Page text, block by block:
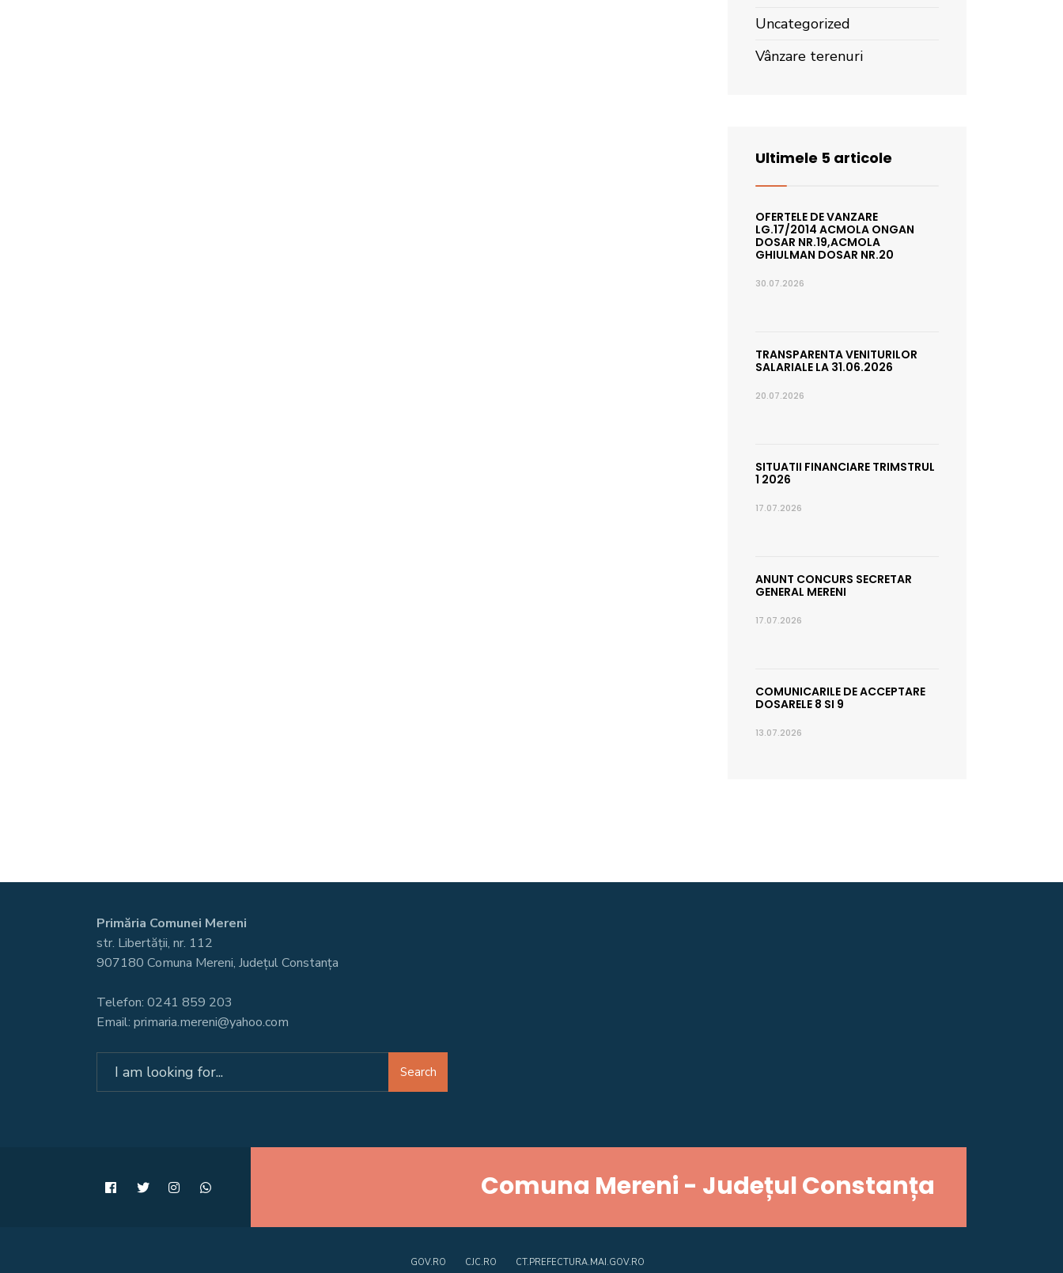
Uncategorized
Vânzare terenuri
Ultimele 5 articole
OFERTELE DE VANZARE
LG.17/2014 ACMOLA ONGAN
DOSAR NR.19,ACMOLA
GHIULMAN DOSAR NR.20
30.07.2026
TRANSPARENTA VENITURILOR
SALARIALE LA 31.06.2026
20.07.2026
SITUATII FINANCIARE TRIMSTRUL
1 2026
17.07.2026
ANUNT CONCURS SECRETAR
GENERAL MERENI
17.07.2026
COMUNICARILE DE ACCEPTARE
DOSARELE 8 SI 9
13.07.2026
Primăria Comunei Mereni
str. Libertății, nr. 112
907180 Comuna Mereni, Județul Constanța
Telefon: 0241 859 203
Email: primaria.mereni@yahoo.com
Search
Comuna Mereni - Județul Constanța
GOV.RO CJC.RO CT.PREFECTURA.MAI.GOV.RO